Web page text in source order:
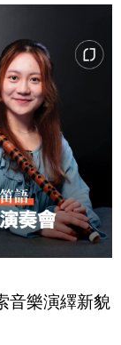
音樂演繹新貌